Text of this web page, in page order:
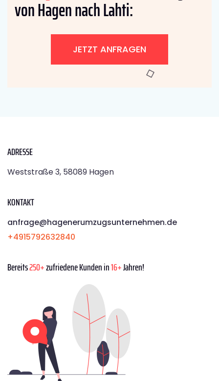
von Hagen nach Lahti:
JETZT ANFRAGEN
ADRESSE
Weststraße 3, 58089 Hagen
KONTAKT
anfrage@hagenerumzugsunternehmen.de
+4915792632840
Bereits250+zufriedene Kunden in16+Jahren!